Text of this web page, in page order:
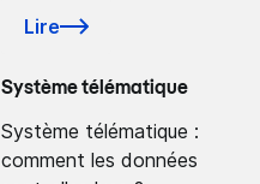
Lire
Système télématique
Système télématique :
comment les données